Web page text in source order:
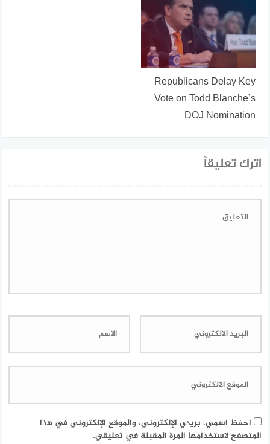
Republicans Delay Key
Vote on Todd Blanche’s
DOJ Nomination
اترك تعليقاً
احفظ اسمي، بريدي الإلكتروني، والموقع الإلكتروني في هذا
المتصفح لاستخدامها المرة المقبلة في تعليقي.